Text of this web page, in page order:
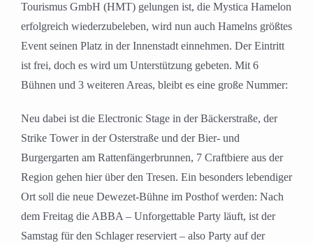
Tourismus GmbH (HMT) gelungen ist, die Mystica Hamelon
erfolgreich wiederzubeleben, wird nun auch Hamelns größtes
Event seinen Platz in der Innenstadt einnehmen. Der Eintritt
ist frei, doch es wird um Unterstützung gebeten. Mit 6
Bühnen und 3 weiteren Areas, bleibt es eine große Nummer:
Neu dabei ist die Electronic Stage in der Bäckerstraße, der
Strike Tower in der Osterstraße und der Bier- und
Burgergarten am Rattenfängerbrunnen, 7 Craftbiere aus der
Region gehen hier über den Tresen. Ein besonders lebendiger
Ort soll die neue Dewezet-Bühne im Posthof werden: Nach
dem Freitag die ABBA – Unforgettable Party läuft, ist der
Samstag für den Schlager reserviert – also Party auf der